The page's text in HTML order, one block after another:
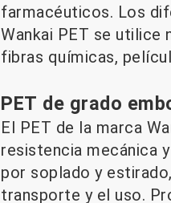
farmacéuticos. Los
Wankai PET se
fibras químicas,
PET de grado
El PET de la marca
resistencia mecánica
por soplado y
transporte y el uso.